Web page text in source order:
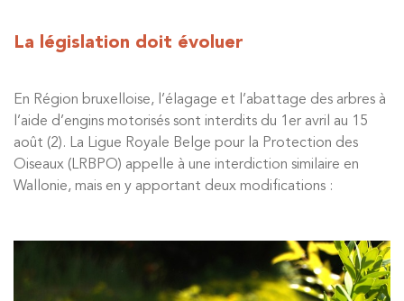
La législation doit évoluer
En Région bruxelloise, l’élagage et l’abattage des arbres à
l’aide d’engins motorisés sont interdits du 1er avril au 15
août (2). La Ligue Royale Belge pour la Protection des
Oiseaux (LRBPO) appelle à une interdiction similaire en
Wallonie, mais en y apportant deux modifications :